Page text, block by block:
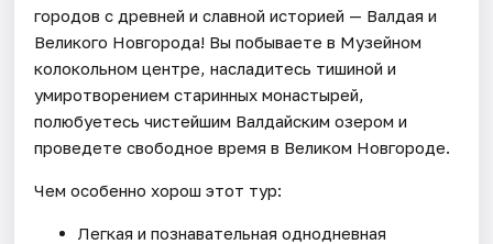
городов с древней и славной историей — Валдая и
Великого Новгорода! Вы побываете в Музейном
колокольном центре, насладитесь тишиной и
умиротворением старинных монастырей,
полюбуетесь чистейшим Валдайским озером и
проведете свободное время в Великом Новгороде.
Чем особенно хорош этот тур:
Легкая и познавательная однодневная